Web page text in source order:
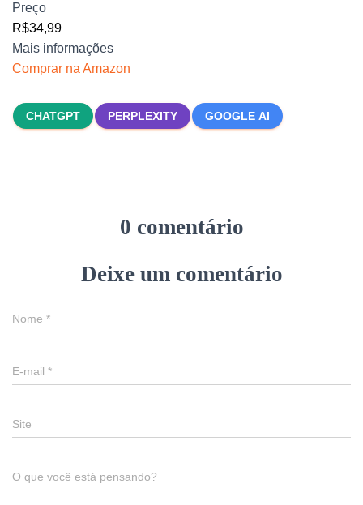
Preço
R$34,99
Mais informações
Comprar na Amazon
CHATGPT PERPLEXITY GOOGLE AI
0 comentário
Deixe um comentário
Nome *
E-mail *
Site
O que você está pensando?